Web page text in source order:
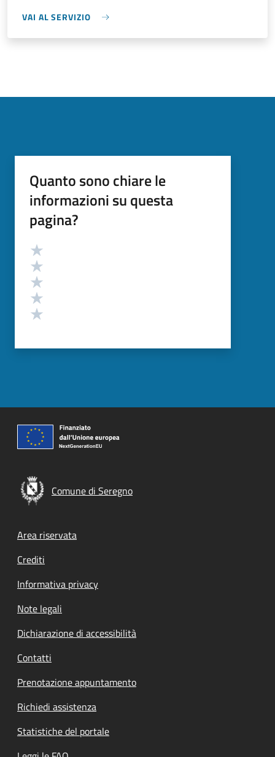
VAI AL SERVIZIO
Quanto sono chiare le
informazioni su questa
pagina?
Valutazione
Comune di Seregno
Footer menu
Area riservata
Crediti
Informativa privacy
Note legali
Dichiarazione di accessibilità
Contatti
Prenotazione appuntamento
Richiedi assistenza
Statistiche del portale